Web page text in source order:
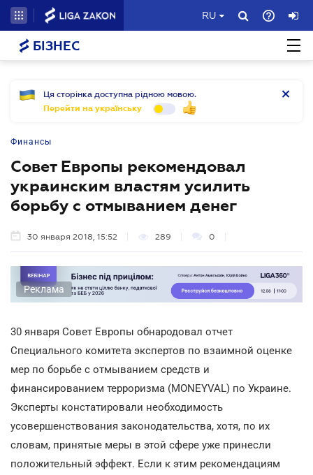
RU
БІЗНЕС
Ця сторінка доступна рідною мовою.
Перейти на українську
Финансы
Совет Европы рекомендовал
украинским властям усилить
борьбу с отмыванием денег
30 января 2018, 15:52 289 0
Реклама
30 января Совет Европы обнародовал отчет
Специального комитета экспертов по взаимной оценке
мер по борьбе с отмыванием средств и
финансированием терроризма (MONEYVAL) по Украине.
Эксперты констатировали необходимость
усовершенствования законодательства, хотя, по их
словам, принятые меры в этой сфере уже принесли
положительный эффект. Если к этим рекомендациям